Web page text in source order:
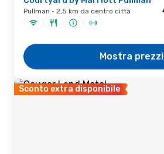
Pullman · 2,5 km da centro città
Mostra prezzi
Sconto extra disponibile